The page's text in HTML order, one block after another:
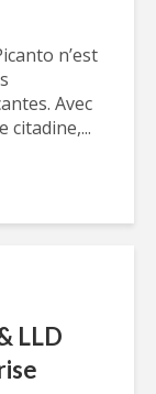
n’est
Avec
citadine,...
LLD